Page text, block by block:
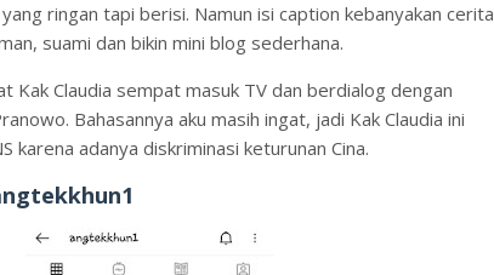
ringan tapi berisi. Namun isi caption kebanyakan cerita
suami dan bikin mini blog sederhana.
Kak Claudia sempat masuk TV dan berdialog dengan
Bahasannya aku masih ingat, jadi Kak Claudia ini
karena adanya diskriminasi keturunan Cina.